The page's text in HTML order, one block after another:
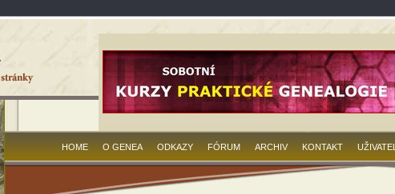
HOME O GENEA ODKAZY FÓRUM ARCHIV KONTAKT UŽIVATEL